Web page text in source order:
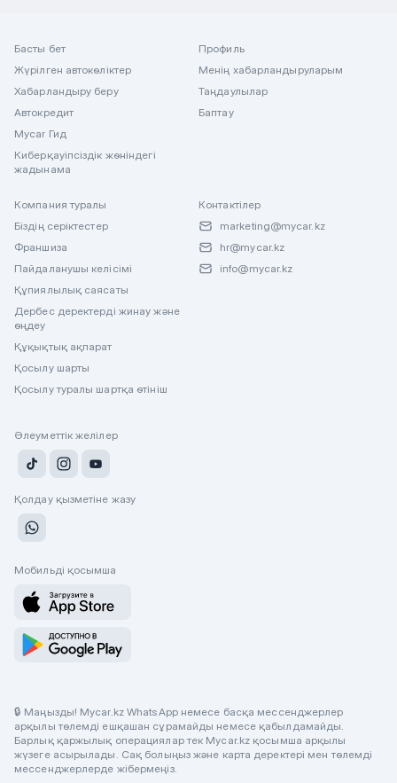
Басты бет
Жүрілген автокөліктер
Хабарландыру беру
Автокредит
Mycar Гид
Киберқауіпсіздік жөніндегі
жадынама
Профиль
Менің хабарландыруларым
Таңдаулылар
Баптау
Компания туралы
Біздің серіктестер
Франшиза
Пайдаланушы келісімі
Құпиялылық саясаты
Дербес деректерді жинау және
өңдеу
Құқықтық ақпарат
Қосылу шарты
Қосылу туралы шартқа өтініш
Контактілер
marketing@mycar.kz
hr@mycar.kz
info@mycar.kz
Әлеуметтік желілер
Қолдау қызметіне жазу
Мобильді қосымша
🔒 Маңызды! Mycar.kz WhatsApp немесе басқа мессенджерлер
арқылы төлемді ешқашан сұрамайды немесе қабылдамайды.
Барлық қаржылық операциялар тек Mycar.kz қосымша арқылы
жүзеге асырылады. Сақ болыңыз және карта деректері мен төлемді
мессенджерлерде жібермеңіз.